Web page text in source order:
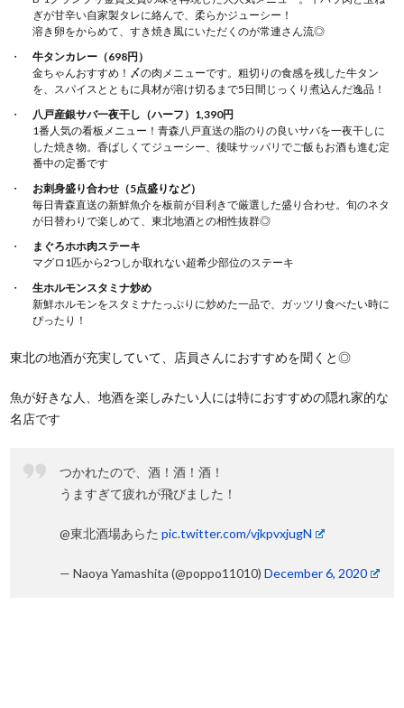
ぎが甘辛い自家製タレに絡んで、柔らかジューシー！
溶き卵をからめて、すき焼き風にいただくのが常連さん流◎
牛タンカレー（698円）
金ちゃんおすすめ！〆の肉メニューです。粗切りの食感を残した牛タン
を、スパイスとともに具材が溶け切るまで5日間じっくり煮込んだ逸品！
八戸産銀サバ一夜干し（ハーフ）1,390円
1番人気の看板メニュー！青森八戸直送の脂のりの良いサバを一夜干しに
した焼き物。香ばしくてジューシー、後味サッパリでご飯もお酒も進む定
番中の定番です
お刺身盛り合わせ（5点盛りなど）
毎日青森直送の新鮮魚介を板前が目利きで厳選した盛り合わせ。旬のネタ
が日替わりで楽しめて、東北地酒との相性抜群◎
まぐろホホ肉ステーキ
マグロ1匹から2つしか取れない超希少部位のステーキ
生ホルモンスタミナ炒め
新鮮ホルモンをスタミナたっぷりに炒めた一品で、ガッツリ食べたい時に
ぴったり！
東北の地酒が充実していて、店員さんにおすすめを聞くと◎
魚が好きな人、地酒を楽しみたい人には特におすすめの隠れ家的な
名店です
つかれたので、酒！酒！酒！
うますぎて疲れが飛びました！
@東北酒場あらたpic.twitter.com/vjkpvxjugN
— Naoya Yamashita (@poppo11010)December 6, 2020